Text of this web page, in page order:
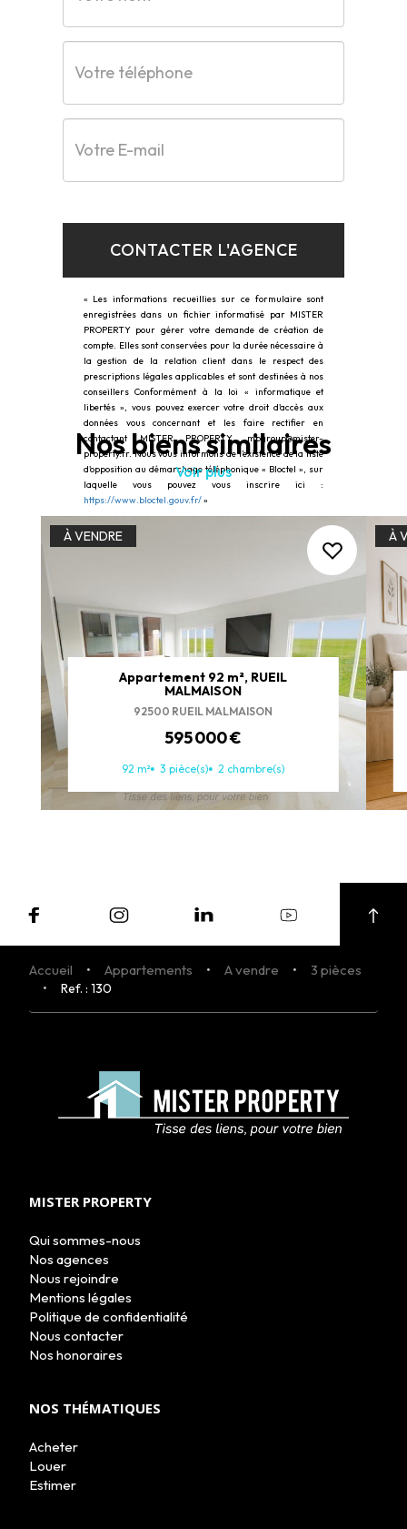
CONTACTER L'AGENCE
« Les informations recueillies sur ce formulaire sont
enregistrées dans un fichier informatisé par MISTER
PROPERTY pour gérer votre demande de création de
compte. Elles sont conservées pour la durée nécessaire à
la gestion de la relation client dans le respect des
prescriptions légales applicables et sont destinées à nos
conseillers Conformément à la loi « informatique et
libertés », vous pouvez exercer votre droit d'accès aux
données vous concernant et les faire rectifier en
contactant MISTER PROPERTY, mpgroup@mister-
property.fr. Nous vous informons de l’existence de la liste
d'opposition au démarchage téléphonique « Bloctel », sur
laquelle vous pouvez vous inscrire ici :
https://www.bloctel.gouv.fr/»
Nos biens similaires
Voir plus
Appartement 92 m², RUEIL
MALMAISON
92500 RUEIL MALMAISON
595 000 €
92 m² 3 pièce(s) 2 chambre(s)
À VENDRE À
Accueil Appartements A vendre 3 pièces
Ref. : 130
MISTER PROPERTY
Qui sommes-nous
Nos agences
Nous rejoindre
Mentions légales
Politique de confidentialité
Nous contacter
Nos honoraires
NOS THÉMATIQUES
Acheter
Louer
Estimer